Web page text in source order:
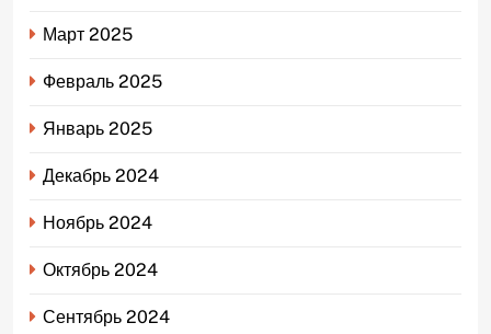
Март 2025
Февраль 2025
Январь 2025
Декабрь 2024
Ноябрь 2024
Октябрь 2024
Сентябрь 2024